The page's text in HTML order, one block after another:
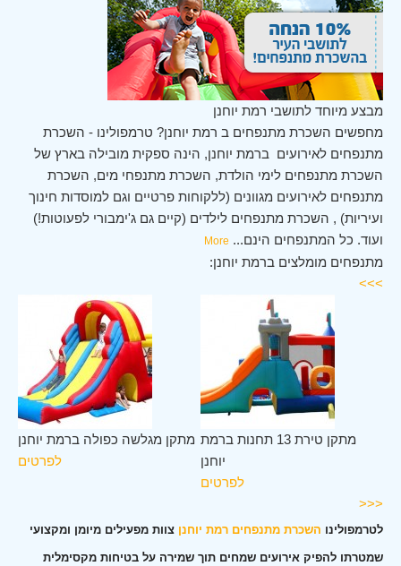
מבצע מיוחד לתושבי רמת יוחנן
מחפשים השכרת מתנפחים ב רמת יוחנן? טרמפולינו - השכרת
מתנפחים לאירועים ברמת יוחנן, הינה ספקית מובילה בארץ של
השכרת מתנפחים לימי הולדת, השכרת מתנפחי מים, השכרת
מתנפחים לאירועים מגוונים (ללקוחות פרטיים וגם למוסדות חינוך
ועיריות) , השכרת מתנפחים לילדים (קיים גם ג'ימבורי לפעוטות!)
ועוד. כל המתנפחים הינם...
More
מתנפחים מומלצים ברמת יוחנן:
>>>
מתקן מגלשה כפולה ברמת יוחנן
לפרטים
מתקן טירת 13 תחנות ברמת
יוחנן
לפרטים
<<<
לטרמפולינו השכרת מתנפחים רמת יוחנן צוות מפעילים מיומן ומקצועי
שמטרתו להפיק אירועים שמחים תוך שמירה על בטיחות מקסימלית